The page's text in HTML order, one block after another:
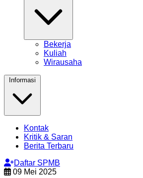
Bekerja
Kuliah
Wirausaha
Kontak
Kritik & Saran
Berita Terbaru
Daftar SPMB
09 Mei 2025